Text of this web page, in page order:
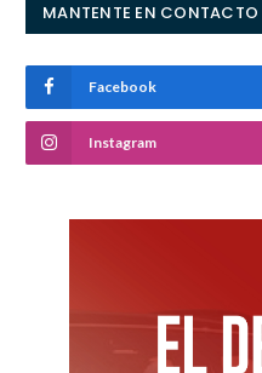
MANTENTE EN CONTACTO
Facebook
Instagram